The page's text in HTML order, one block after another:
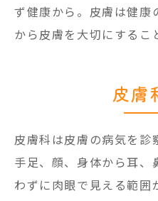
ず健康から。皮膚は健康
から皮膚を大切にするこ
皮膚
皮膚科は皮膚の病気を診
手足、顔、身体から耳、
わずに肉眼で見える範囲